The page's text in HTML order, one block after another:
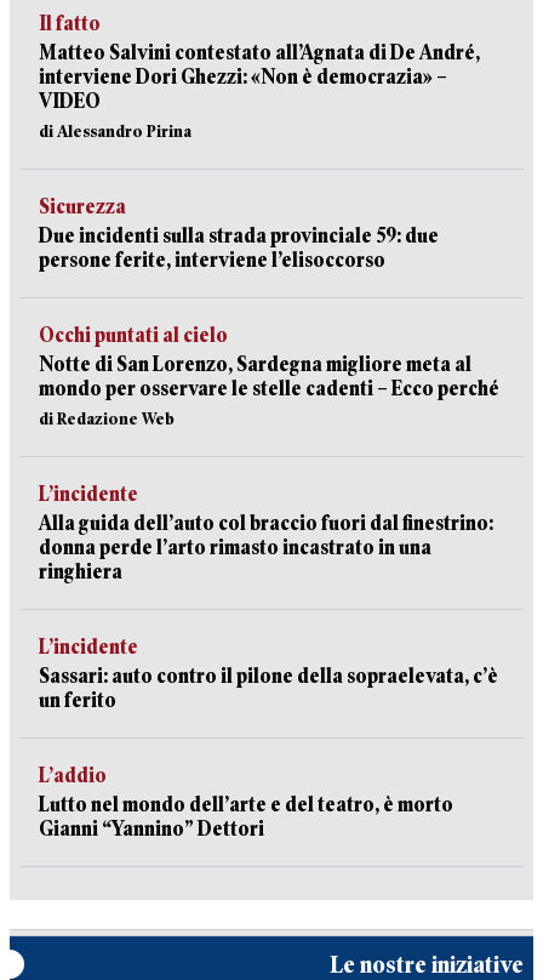
Il fatto
Matteo Salvini contestato all’Agnata di De André,
interviene Dori Ghezzi: «Non è democrazia» –
VIDEO
di Alessandro Pirina
Sicurezza
Due incidenti sulla strada provinciale 59: due
persone ferite, interviene l’elisoccorso
Occhi puntati al cielo
Notte di San Lorenzo, Sardegna migliore meta al
mondo per osservare le stelle cadenti – Ecco perché
di Redazione Web
L’incidente
Alla guida dell’auto col braccio fuori dal finestrino:
donna perde l’arto rimasto incastrato in una
ringhiera
L’incidente
Sassari: auto contro il pilone della sopraelevata, c’è
un ferito
L’addio
Lutto nel mondo dell’arte e del teatro, è morto
Gianni “Yannino” Dettori
Le nostre iniziative